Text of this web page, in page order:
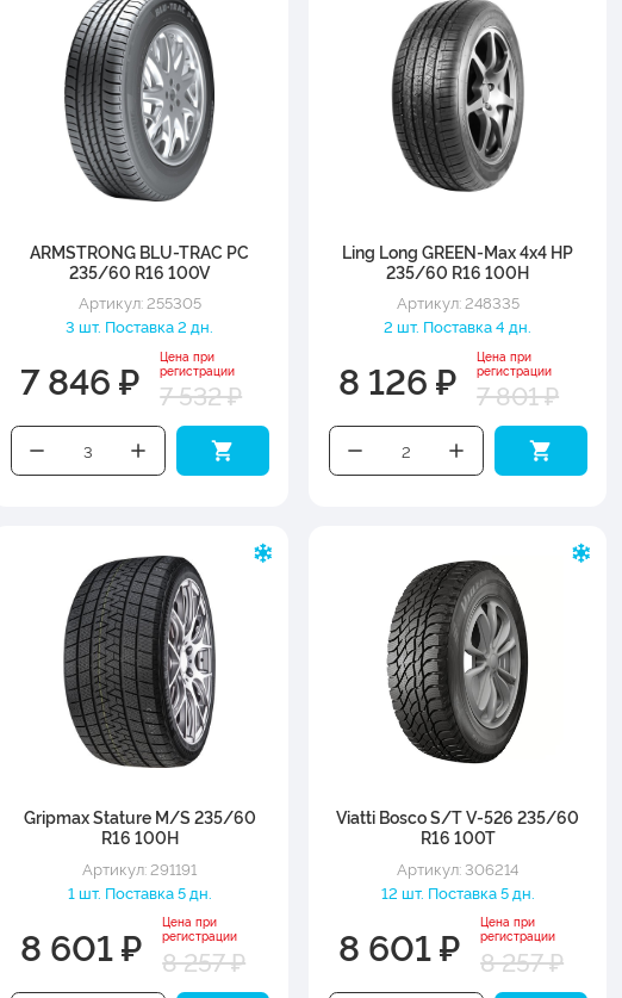
ARMSTRONG BLU-TRAC PC
235/60 R16 100V
Артикул: 255305
3 шт. Поставка 2 дн.
7 846 ₽
Цена при
регистрации
7 532 ₽
Ling Long GREEN-Max 4x4 HP
235/60 R16 100H
Артикул: 248335
2 шт. Поставка 4 дн.
8 126 ₽
Цена при
регистрации
7 801 ₽
Gripmax Stature M/S 235/60
R16 100H
Артикул: 291191
1 шт. Поставка 5 дн.
8 601 ₽
Цена при
регистрации
8 257 ₽
Viatti Bosco S/T V-526 235/60
R16 100T
Артикул: 306214
12 шт. Поставка 5 дн.
8 601 ₽
Цена при
регистрации
8 257 ₽